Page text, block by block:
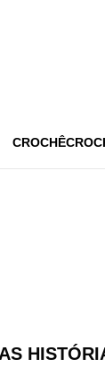
CROCHÊ